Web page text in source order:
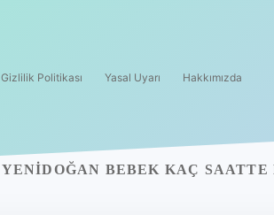
Gizlilik Politikası Yasal Uyarı Hakkımızda
YENIDOĞAN BEBEK KAÇ